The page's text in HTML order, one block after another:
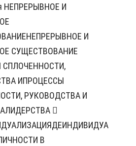
НЕПРЕРЫВНОЕ И
И
СУЩЕСТВОВАНИЕ
СПЛОЧЕННОСТИ,
ИПРОЦЕССЫ
РУКОВОДСТВА И

В